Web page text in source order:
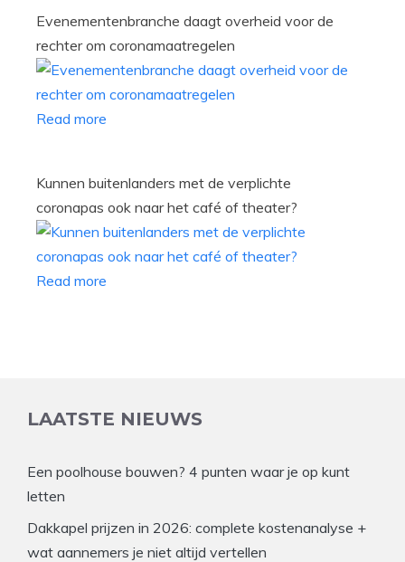
Evenementenbranche daagt overheid voor de
rechter om coronamaatregelen
Read more
Kunnen buitenlanders met de verplichte
coronapas ook naar het café of theater?
Read more
LAATSTE NIEUWS
Een poolhouse bouwen? 4 punten waar je op kunt
letten
Dakkapel prijzen in 2026: complete kostenanalyse +
wat aannemers je niet altijd vertellen